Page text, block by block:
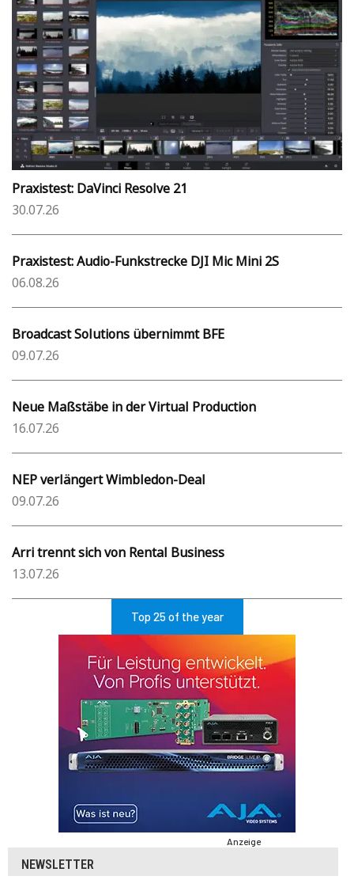
Praxistest: DaVinci Resolve 21
30.07.26
Praxistest: Audio-Funkstrecke DJI Mic Mini 2S
06.08.26
Broadcast Solutions übernimmt BFE
09.07.26
Neue Maßstäbe in der Virtual Production
16.07.26
NEP verlängert Wimbledon-Deal
09.07.26
Arri trennt sich von Rental Business
13.07.26
Top 25 of the year
Anzeige
NEWSLETTER